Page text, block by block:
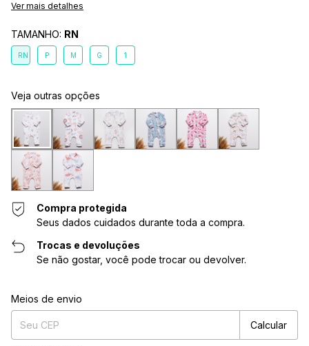
Ver mais detalhes
TAMANHO: RN
RN P M G 1
Veja outras opções
Compra protegida
Seus dados cuidados durante toda a compra.
Trocas e devoluções
Se não gostar, você pode trocar ou devolver.
Entregas para o CEP:
Meios de envio
Calcular